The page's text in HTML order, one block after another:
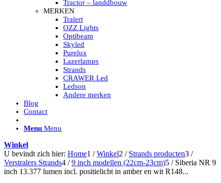
Led strip met ingebouwde accu
Subcategorieën Led strips
LED INTERIEUR VERLICHTING
Led verlichting interieur PIR / Touch
LED Armatuur met Strip 220V
Led strips
Subcategorieën Led interieur
PORTABLE ACCU LED LAMP
Led hoofdlamp
Camping led verlichting
Led zaklamp
Accu werklamp
ACCESSOIRES/ AANSLUITMATERIAAL
Can-bus interface
Accessoires Lazer
Kabelboom & Adapters
Installatiemateriaal
Tractor – landdbouw
MERKEN
Tralert
OZZ Lights
Optibeam
Skyled
Purelux
Lazerlamps
Strands
CRAWER Led
Ledson
Andere merken
Blog
Contact
Menu Menu
Winkel
U bevindt zich hier: Home1 / Winkel2 / Strands producten3 /
Verstralers Strands4 / 9 inch modellen (22cm-23cm)5 / Siberia NR 9
inch 13.377 lumen incl. positielicht in amber en wit R148...